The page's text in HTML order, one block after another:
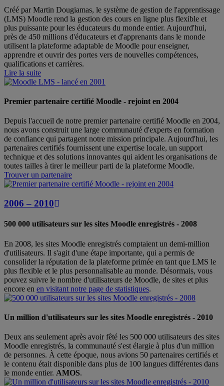
Créé par Martin Dougiamas, le système de gestion de l'apprentissage
(LMS) Moodle rend la gestion des cours en ligne plus flexible et
plus puissante pour les éducateurs du monde entier. Aujourd'hui,
près de 450 millions d'éducateurs et d'apprenants dans le monde
utilisent la plateforme adaptable de Moodle pour enseigner,
apprendre et ouvrir des portes vers de nouvelles compétences,
qualifications et carrières.
Lire la suite
Premier partenaire certifié Moodle - rejoint en 2004
Depuis l'accueil de notre premier partenaire certifié Moodle en 2004,
nous avons construit une large communauté d'experts en formation
de confiance qui partagent notre mission principale. Aujourd'hui, les
partenaires certifiés fournissent une expertise locale, un support
technique et des solutions innovantes qui aident les organisations de
toutes tailles à tirer le meilleur parti de la plateforme Moodle.
Trouver un partenaire
2006 – 2010
500 000 utilisateurs sur les sites Moodle enregistrés - 2008
En 2008, les sites Moodle enregistrés comptaient un demi-million
d'utilisateurs. Il s'agit d'une étape importante, qui a permis de
consolider la réputation de la plateforme primée en tant que LMS le
plus flexible et le plus personnalisable au monde. Désormais, vous
pouvez suivre le nombre d'utilisateurs de Moodle, de sites et plus
encore en en visitant notre page de statistiques.
Un million d'utilisateurs sur les sites Moodle enregistrés - 2010
Deux ans seulement après avoir fêté les 500 000 utilisateurs des sites
Moodle enregistrés, la communauté s'est élargie à plus d'un million
de personnes. À cette époque, nous avions 50 partenaires certifiés et
le contenu était disponible dans plus de 100 langues différentes dans
le monde entier. AMOS.